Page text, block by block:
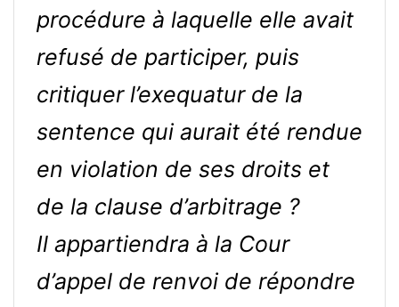
procédure à laquelle elle avait
refusé de participer, puis
critiquer l’exequatur de la
sentence qui aurait été rendue
en violation de ses droits et
de la clause d’arbitrage ?
Il appartiendra à la Cour
d’appel de renvoi de répondre